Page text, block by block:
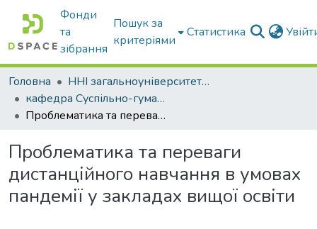
Фонди
та
зібрання
Пошук за
критеріями
Статистика
Головна
ННІ загальноуніверситетської підготовки
кафедра Суспільно-гуманітарні науки
Проблематика та переваги дистанційного навчання в умовах пандемії у закладах вищої освіти
Проблематика та переваги
дистанційного навчання в умовах
пандемії у закладах вищої освіти